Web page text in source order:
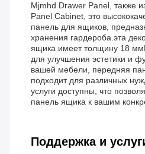
Mjmhd Drawer Panel, также
Panel Cabinet, это
панель для ящиков,
хранения гардероба.эта
ящика имеет толщину 18
для улучшения эстетики и
вашей мебели, передняя
подходит для различных
услуги доступны, что
панель ящика к вашим
Поддержка и